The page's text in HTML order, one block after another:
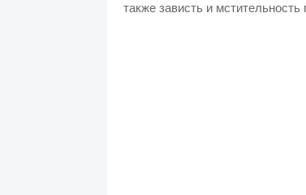
также зависть и